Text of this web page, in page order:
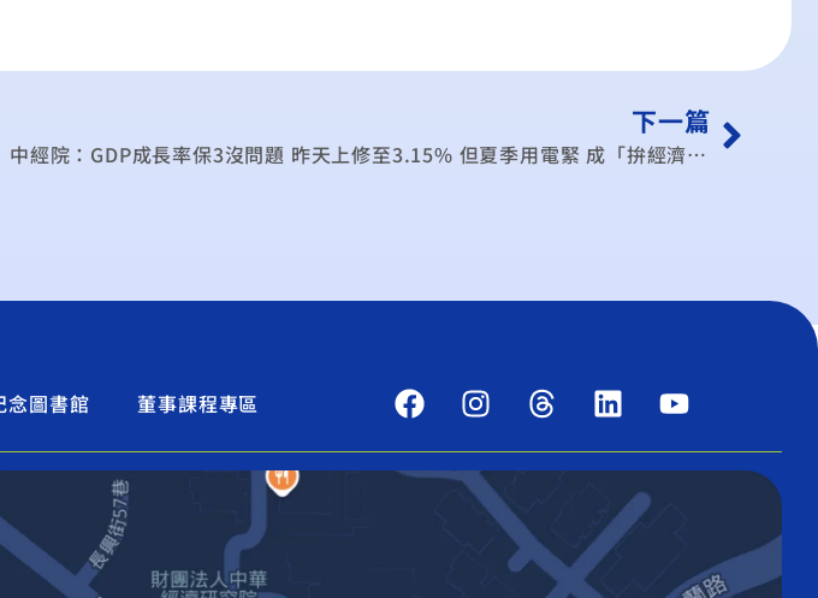
下一篇
中經院：GDP成長率保3沒問題 昨天上修至3.15% 但夏季用電緊 成「拚經濟」最大變數
念圖書館 董事課程專區